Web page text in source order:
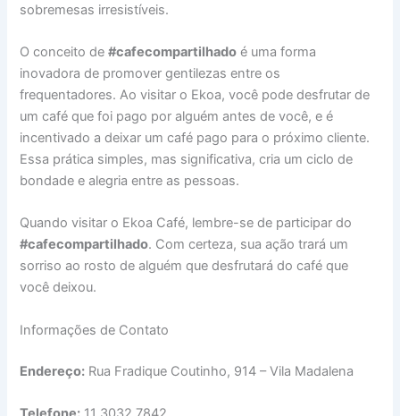
sobremesas irresistíveis.
O conceito de#cafecompartilhado é uma forma
inovadora de promover gentilezas entre os
frequentadores. Ao visitar o Ekoa, você pode desfrutar de
um café que foi pago por alguém antes de você, e é
incentivado a deixar um café pago para o próximo cliente.
Essa prática simples, mas significativa, cria um ciclo de
bondade e alegria entre as pessoas.
Quando visitar o Ekoa Café, lembre-se de participar do
#cafecompartilhado. Com certeza, sua ação trará um
sorriso ao rosto de alguém que desfrutará do café que
você deixou.
Informações de Contato
Endereço: Rua Fradique Coutinho, 914 – Vila Madalena